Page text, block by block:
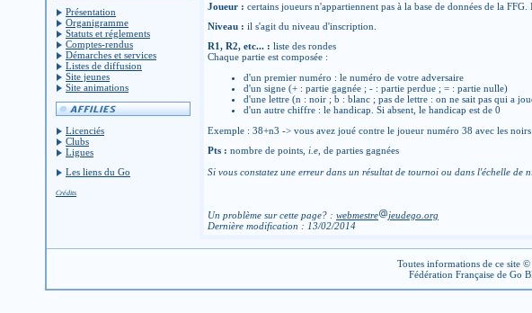
Présentation
Organigramme
Statuts et réglements
Comptes-rendus
Démarches et services
Listes de diffusion
Site jeunes
Site animations
Licenciés
Clubs
Ligues
Les liens du Go
Crédits
Joueur : certains joueurs n'appartiennent pas à la base de données de la
Niveau : il s'agit du niveau d'inscription.
R1, R2, etc... : liste des rondes
Chaque partie est composée :
d'un premier numéro : le numéro de votre adversaire
d'un signe (+ : partie gagnée ; - : partie perdue ; = : partie nulle)
d'une lettre (n : noir ; b : blanc ; pas de lettre : on ne sait pas qui a
d'un autre chiffre : le handicap. Si absent, le handicap est de 0
Exemple : 38+n3 -> vous avez joué contre le joueur numéro 38 avec les
Pts : nombre de points, i.e , de parties gagnées
Si vous constatez une erreur dans un résultat de tournoi ou dans l'échelle de
Un problème sur cette page? : webmestre
jeudego.org
Dernière modification : 13/02/2014
Toutes informations de ce site
Fédération Française de Go